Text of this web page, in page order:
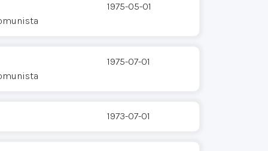
1975-05-01
1975-07-01
1973-07-01